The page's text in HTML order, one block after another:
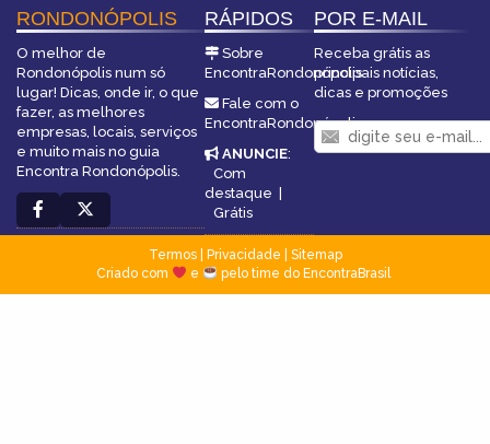
RONDONÓPOLIS
O melhor de
Rondonópolis num só
lugar! Dicas, onde ir, o que
fazer, as melhores
empresas, locais, serviços
e muito mais no guia
Encontra Rondonópolis.
RÁPIDOS
Sobre
EncontraRondonópolis
Fale com o
EncontraRondonópolis
ANUNCIE:
Com
destaque |
Grátis
POR E-MAIL
Receba grátis as
principais notícias,
dicas e promoções
Termos| Privacidade
Sitemap
Criado com
e pelo time do EncontraBrasil